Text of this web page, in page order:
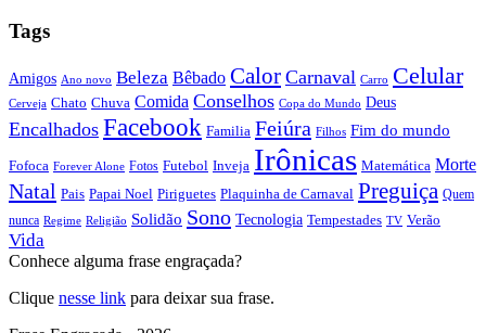
Tags
Amigos Ano novo Beleza Bêbado Calor Carnaval Carro Celular
Cerveja Chato Chuva Comida Conselhos Copa do Mundo Deus
Encalhados Facebook Familia Feiúra Filhos Fim do mundo
Fofoca Forever Alone Fotos Futebol Inveja Irônicas Matemática Morte
Natal Pais Papai Noel Piriguetes Plaquinha de Carnaval Preguiça Quem
nunca Regime Religião Solidão Sono Tecnologia Tempestades TV Verão
Vida
Conhece alguma frase engraçada?
Clique nesse link para deixar sua frase.